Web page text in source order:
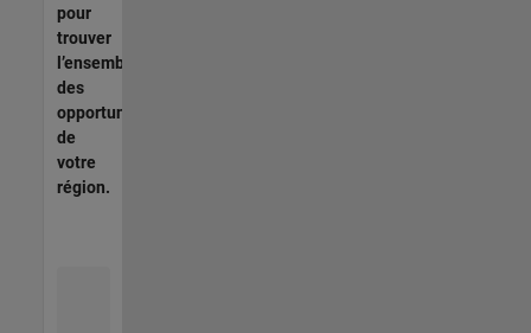
pour
trouver
l’ensemble
des
opportunités
de
votre
région.